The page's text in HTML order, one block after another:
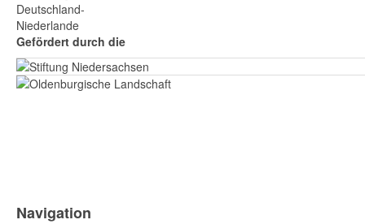
Gefördert durch die
Navigation